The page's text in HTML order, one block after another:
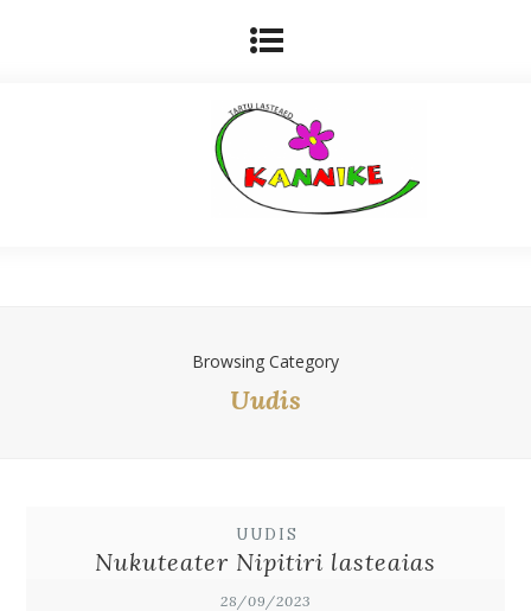
Browsing Category
Uudis
UUDIS
Nukuteater Nipitiri lasteaias
28/09/2023